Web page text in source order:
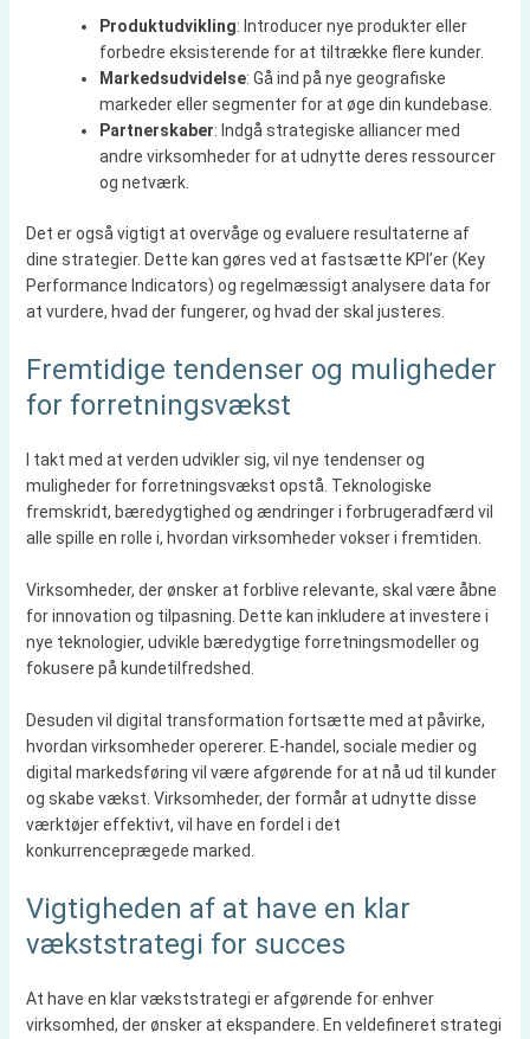
Produktudvikling: Introducer nye produkter eller
forbedre eksisterende for at tiltrække flere kunder.
Markedsudvidelse: Gå ind på nye geografiske
markeder eller segmenter for at øge din kundebase.
Partnerskaber: Indgå strategiske alliancer med
andre virksomheder for at udnytte deres ressourcer
og netværk.
Det er også vigtigt at overvåge og evaluere resultaterne af
dine strategier. Dette kan gøres ved at fastsætte KPI’er (Key
Performance Indicators) og regelmæssigt analysere data for
at vurdere, hvad der fungerer, og hvad der skal justeres.
Fremtidige tendenser og muligheder
for forretningsvækst
I takt med at verden udvikler sig, vil nye tendenser og
muligheder for forretningsvækst opstå. Teknologiske
fremskridt, bæredygtighed og ændringer i forbrugeradfærd vil
alle spille en rolle i, hvordan virksomheder vokser i fremtiden.
Virksomheder, der ønsker at forblive relevante, skal være åbne
for innovation og tilpasning. Dette kan inkludere at investere i
nye teknologier, udvikle bæredygtige forretningsmodeller og
fokusere på kundetilfredshed.
Desuden vil digital transformation fortsætte med at påvirke,
hvordan virksomheder opererer. E-handel, sociale medier og
digital markedsføring vil være afgørende for at nå ud til kunder
og skabe vækst. Virksomheder, der formår at udnytte disse
værktøjer effektivt, vil have en fordel i det
konkurrenceprægede marked.
Vigtigheden af at have en klar
vækststrategi for succes
At have en klar vækststrategi er afgørende for enhver
virksomhed, der ønsker at ekspandere. En veldefineret strategi